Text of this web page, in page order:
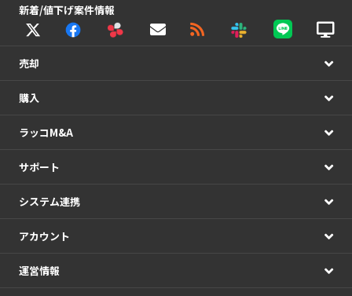
新着/値下げ案件情報
売却
購入
ラッコM&A
サポート
システム連携
アカウント
運営情報